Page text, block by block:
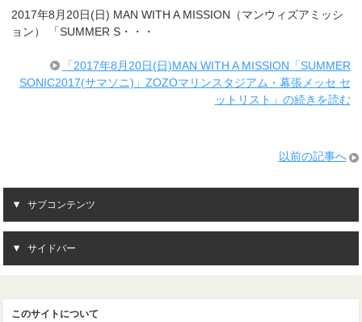
2017年8月20日(日) MAN WITH A MISSION（マンウィズアミッシ
ョン） 「SUMMER S・・・
「2017年8月20日(日)MAN WITH A MISSION「SUMMER
SONIC2017(サマソニ)」ZOZOマリンスタジアム・幕張メッセ セ
ットリスト」の続きを読む
以前の記事へ
サブコンテンツ
サイドバー
このサイトについて